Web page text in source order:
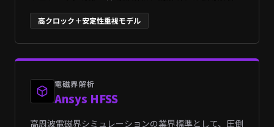
形を極めて現実に近い精度でシミュレーションします。
ンスを決定づける最重要プロセスを支えます。
高クロック＋安定性重視モデル
電磁界解析
Ansys HFSS
高周波電磁界シミュレーションの業界標準として、圧倒